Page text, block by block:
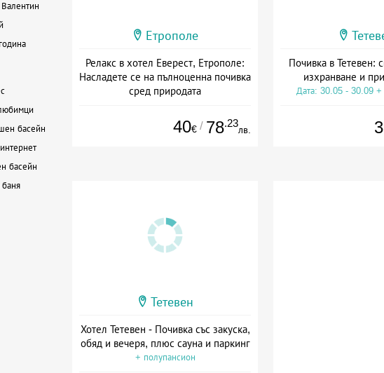
басейн
басейн
Етрополе
Релакс в хотел Еверест, Етрополе:
Насладете се на пълноценна почивка
сред природата
40€ / 78.23
лв.
Почивка в Тетевен:
изхранване и
Дата: 30.05 - 30.09 +
Тетевен
Хотел Тетевен - Почивка със закуска,
обяд и вечеря, плюс сауна и паркинг
+ полупансион